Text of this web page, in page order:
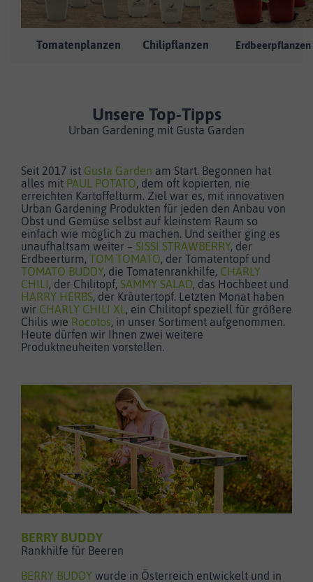
Tomatenplanzen Chilipflanzen Erdbeerpflanzen
Unsere Top-Tipps
Urban Gardening mit Gusta Garden
Seit 2017 ist Gusta Garden am Start. Begonnen hat
alles mit PAUL POTATO, dem oft kopierten, nie
erreichten Kartoffelturm. Ziel war es, mit innovativen
Urban Gardening Produkten für jeden den Anbau von
Obst und Gemüse selbst auf kleinstem Raum so
einfach wie möglich zu machen. Und seither ging es
unaufhaltsam weiter – SISSI STRAWBERRY, der
Erdbeerturm, TOM TOMATO, der Tomatentopf und
TOMATO BUDDY, die Tomatenrankhilfe, CHARLY
CHILI, der Chilitopf, SAMMY SALAD, das Hochbeet und
HARRY HERBS, der Kräutertopf. Letzten Monat haben
wir CHARLY CHILI XL , ein Chilitopf speziell für größere
Chilis wie Rocotos, in unser Sortiment aufgenommen.
Heute dürfen wir Ihnen zwei weitere
Produktneuheiten vorstellen.
BERRY BUDDY
Rankhilfe für Beeren
BERRY BUDDY wurde in Österreich entwickelt und in